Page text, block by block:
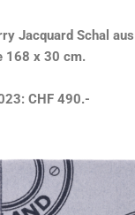
Jacquard Schal
168 x 30 cm.
CHF 490.-